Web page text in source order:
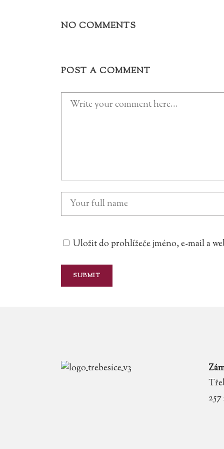
NO COMMENTS
POST A COMMENT
Uložit do prohlížeče jméno, e-mail a